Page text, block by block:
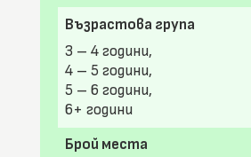
Възрастова група
3 – 4 години,
4 – 5 години,
5 – 6 години,
6+ години
Брой места